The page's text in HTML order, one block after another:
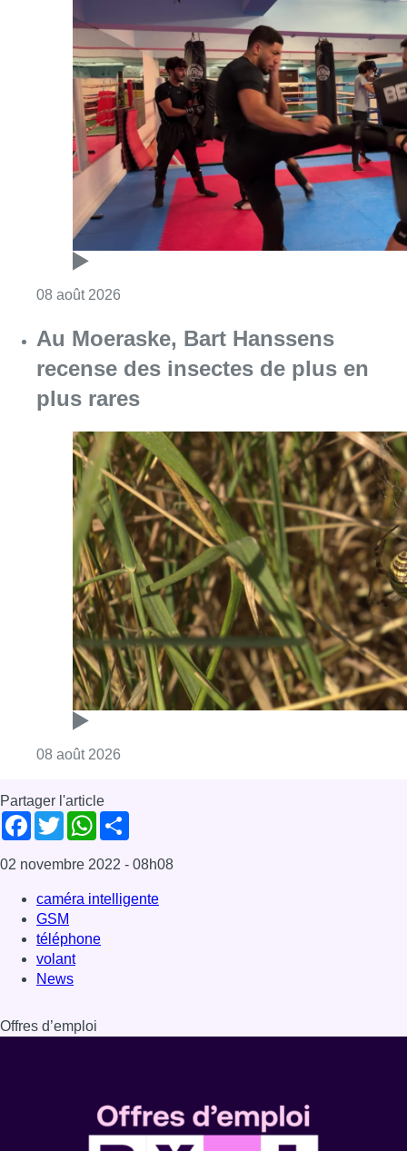
08 août 2026
Au Moeraske, Bart Hanssens
recense des insectes de plus en
plus rares
08 août 2026
Partager l'article
Facebook
TwitterWhatsApp
02 novembre 2022 - 08h08
caméra intelligente
GSM
téléphone
volant
News
Offres d’emploi